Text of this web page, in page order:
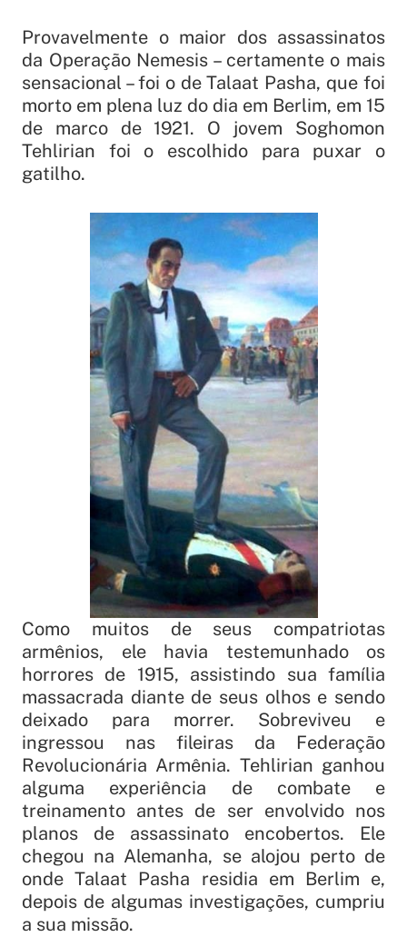
Provavelmente o maior dos assassinatos
da Operação Nemesis – certamente o mais
sensacional – foi o de Talaat Pasha, que foi
morto em plena luz do dia em Berlim, em 15
de marco de 1921. O jovem Soghomon
Tehlirian foi o escolhido para puxar o
gatilho.
Como muitos de seus compatriotas
armênios, ele havia testemunhado os
horrores de 1915, assistindo sua família
massacrada diante de seus olhos e sendo
deixado para morrer. Sobreviveu e
ingressou nas fileiras da Federação
Revolucionária Armênia. Tehlirian ganhou
alguma experiência de combate e
treinamento antes de ser envolvido nos
planos de assassinato encobertos. Ele
chegou na Alemanha, se alojou perto de
onde Talaat Pasha residia em Berlim e,
depois de algumas investigações, cumpriu
a sua missão.